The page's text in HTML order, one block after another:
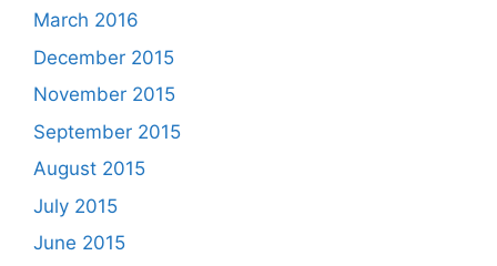
March 2016
December 2015
November 2015
September 2015
August 2015
July 2015
June 2015